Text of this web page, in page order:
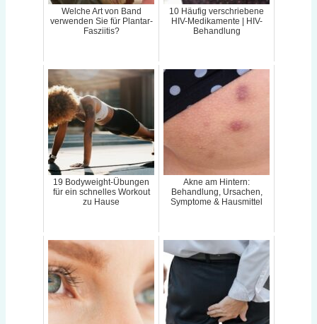
Welche Art von Band
verwenden Sie für Plantar-
Fasziitis?
10 Häufig verschriebene
HIV-Medikamente | HIV-
Behandlung
19 Bodyweight-Übungen
für ein schnelles Workout
zu Hause
Akne am Hintern:
Behandlung, Ursachen,
Symptome & Hausmittel